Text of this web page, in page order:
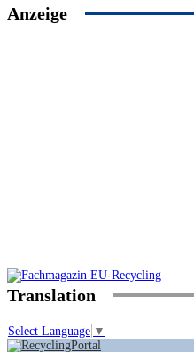
Anzeige
Translation
Select Language ▼